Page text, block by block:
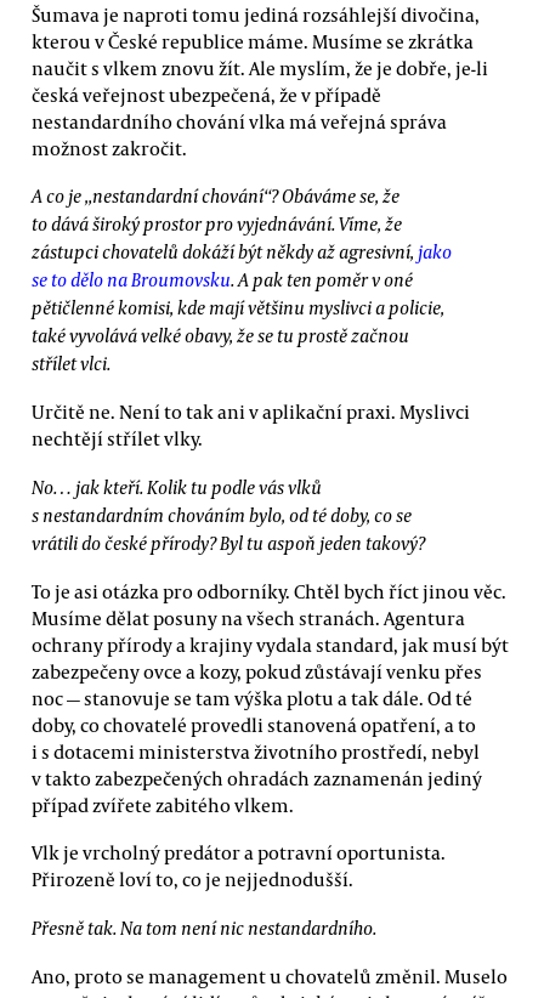
Šumava je naproti tomu jediná rozsáhlejší divočina,
kterou v České republice máme. Musíme se zkrátka
naučit s vlkem znovu žít. Ale myslím, že je dobře, je-li
česká veřejnost ubezpečená, že v případě
nestandardního chování vlka má veřejná správa
možnost zakročit.
A co je „nestandardní chování“? Obáváme se, že
to dává široký prostor pro vyjednávání. Víme, že
zástupci chovatelů dokáží být někdy až agresivní, jako
se to dělo na Broumovsku. A pak ten poměr v oné
pětičlenné komisi, kde mají většinu myslivci a policie,
také vyvolává velké obavy, že se tu prostě začnou
střílet vlci.
Určitě ne. Není to tak ani v aplikační praxi. Myslivci
nechtějí střílet vlky.
No… jak kteří. Kolik tu podle vás vlků
s nestandardním chováním bylo, od té doby, co se
vrátili do české přírody? Byl tu aspoň jeden takový?
To je asi otázka pro odborníky. Chtěl bych říct jinou věc.
Musíme dělat posuny na všech stranách. Agentura
ochrany přírody a krajiny vydala standard, jak musí být
zabezpečeny ovce a kozy, pokud zůstávají venku přes
noc — stanovuje se tam výška plotu a tak dále. Od té
doby, co chovatelé provedli stanovená opatření, a to
i s dotacemi ministerstva životního prostředí, nebyl
v takto zabezpečených ohradách zaznamenán jediný
případ zvířete zabitého vlkem.
Vlk je vrcholný predátor a potravní oportunista.
Přirozeně loví to, co je nejjednodušší.
Přesně tak. Na tom není nic nestandardního.
Ano, proto se management u chovatelů změnil. Muselo